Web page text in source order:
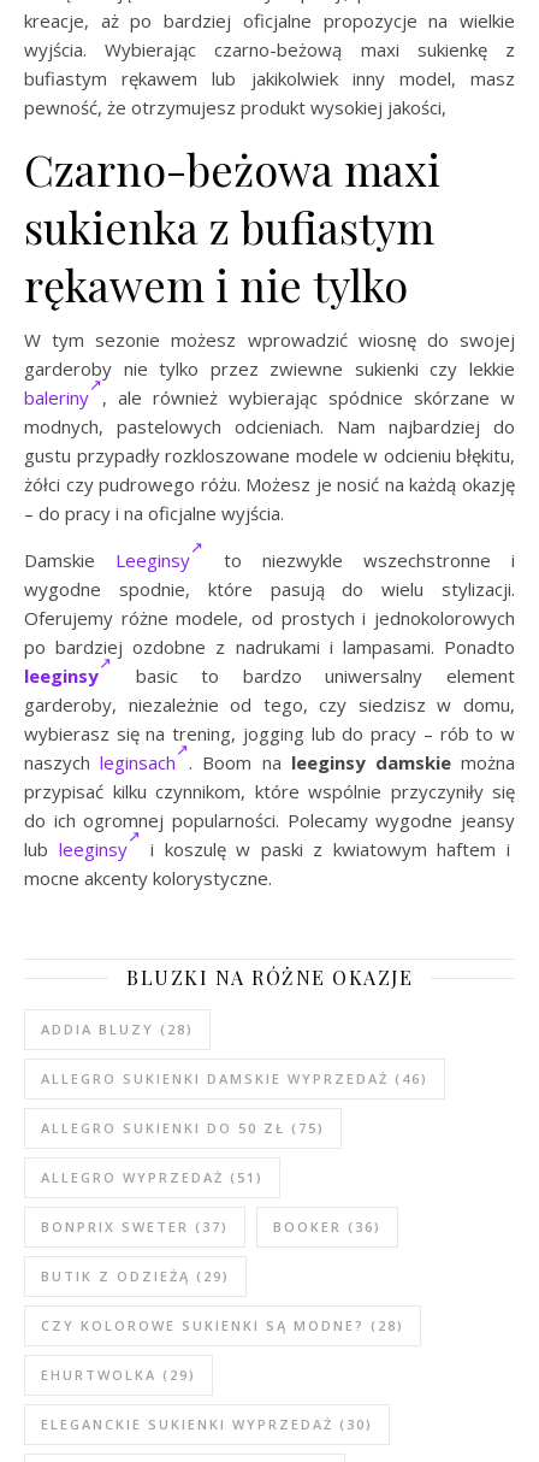
kreacje, aż po bardziej oficjalne propozycje na wielkie
wyjścia. Wybierając czarno-beżową maxi sukienkę z
bufiastym rękawem lub jakikolwiek inny model, masz
pewność, że otrzymujesz produkt wysokiej jakości,
Czarno-beżowa maxi
sukienka z bufiastym
rękawem i nie tylko
W tym sezonie możesz wprowadzić wiosnę do swojej
garderoby nie tylko przez zwiewne sukienki czy lekkie
baleriny , ale również wybierając spódnice skórzane w
modnych, pastelowych odcieniach. Nam najbardziej do
gustu przypadły rozkloszowane modele w odcieniu błękitu,
żółci czy pudrowego różu. Możesz je nosić na każdą okazję
– do pracy i na oficjalne wyjścia.
Damskie Leeginsy
to niezwykle wszechstronne i
wygodne spodnie, które pasują do wielu stylizacji.
Oferujemy różne modele, od prostych i jednokolorowych
po bardziej ozdobne z nadrukami i lampasami. Ponadto
leeginsy
basic to bardzo uniwersalny element
garderoby, niezależnie od tego, czy siedzisz w domu,
wybierasz się na trening, jogging lub do pracy – rób to w
naszychleginsach . Boom na leeginsy damskiemożna
przypisać kilku czynnikom, które wspólnie przyczyniły się
do ich ogromnej popularności. Polecamy wygodne jeansy
lub leeginsy
i koszulę w paski z kwiatowym haftem i
mocne akcenty kolorystyczne.
BLUZKI NA RÓŻNE OKAZJE
ADDIA BLUZY (28)
ALLEGRO SUKIENKI DAMSKIE WYPRZEDAŻ (46)
ALLEGRO SUKIENKI DO 50 ZŁ (75)
ALLEGRO WYPRZEDAŻ (51)
BONPRIX SWETER (37) BOOKER (36)
BUTIK Z ODZIEŻĄ (29)
CZY KOLOROWE SUKIENKI SĄ MODNE? (28)
EHURTWOLKA (29)
ELEGANCKIE SUKIENKI WYPRZEDAŻ (30)